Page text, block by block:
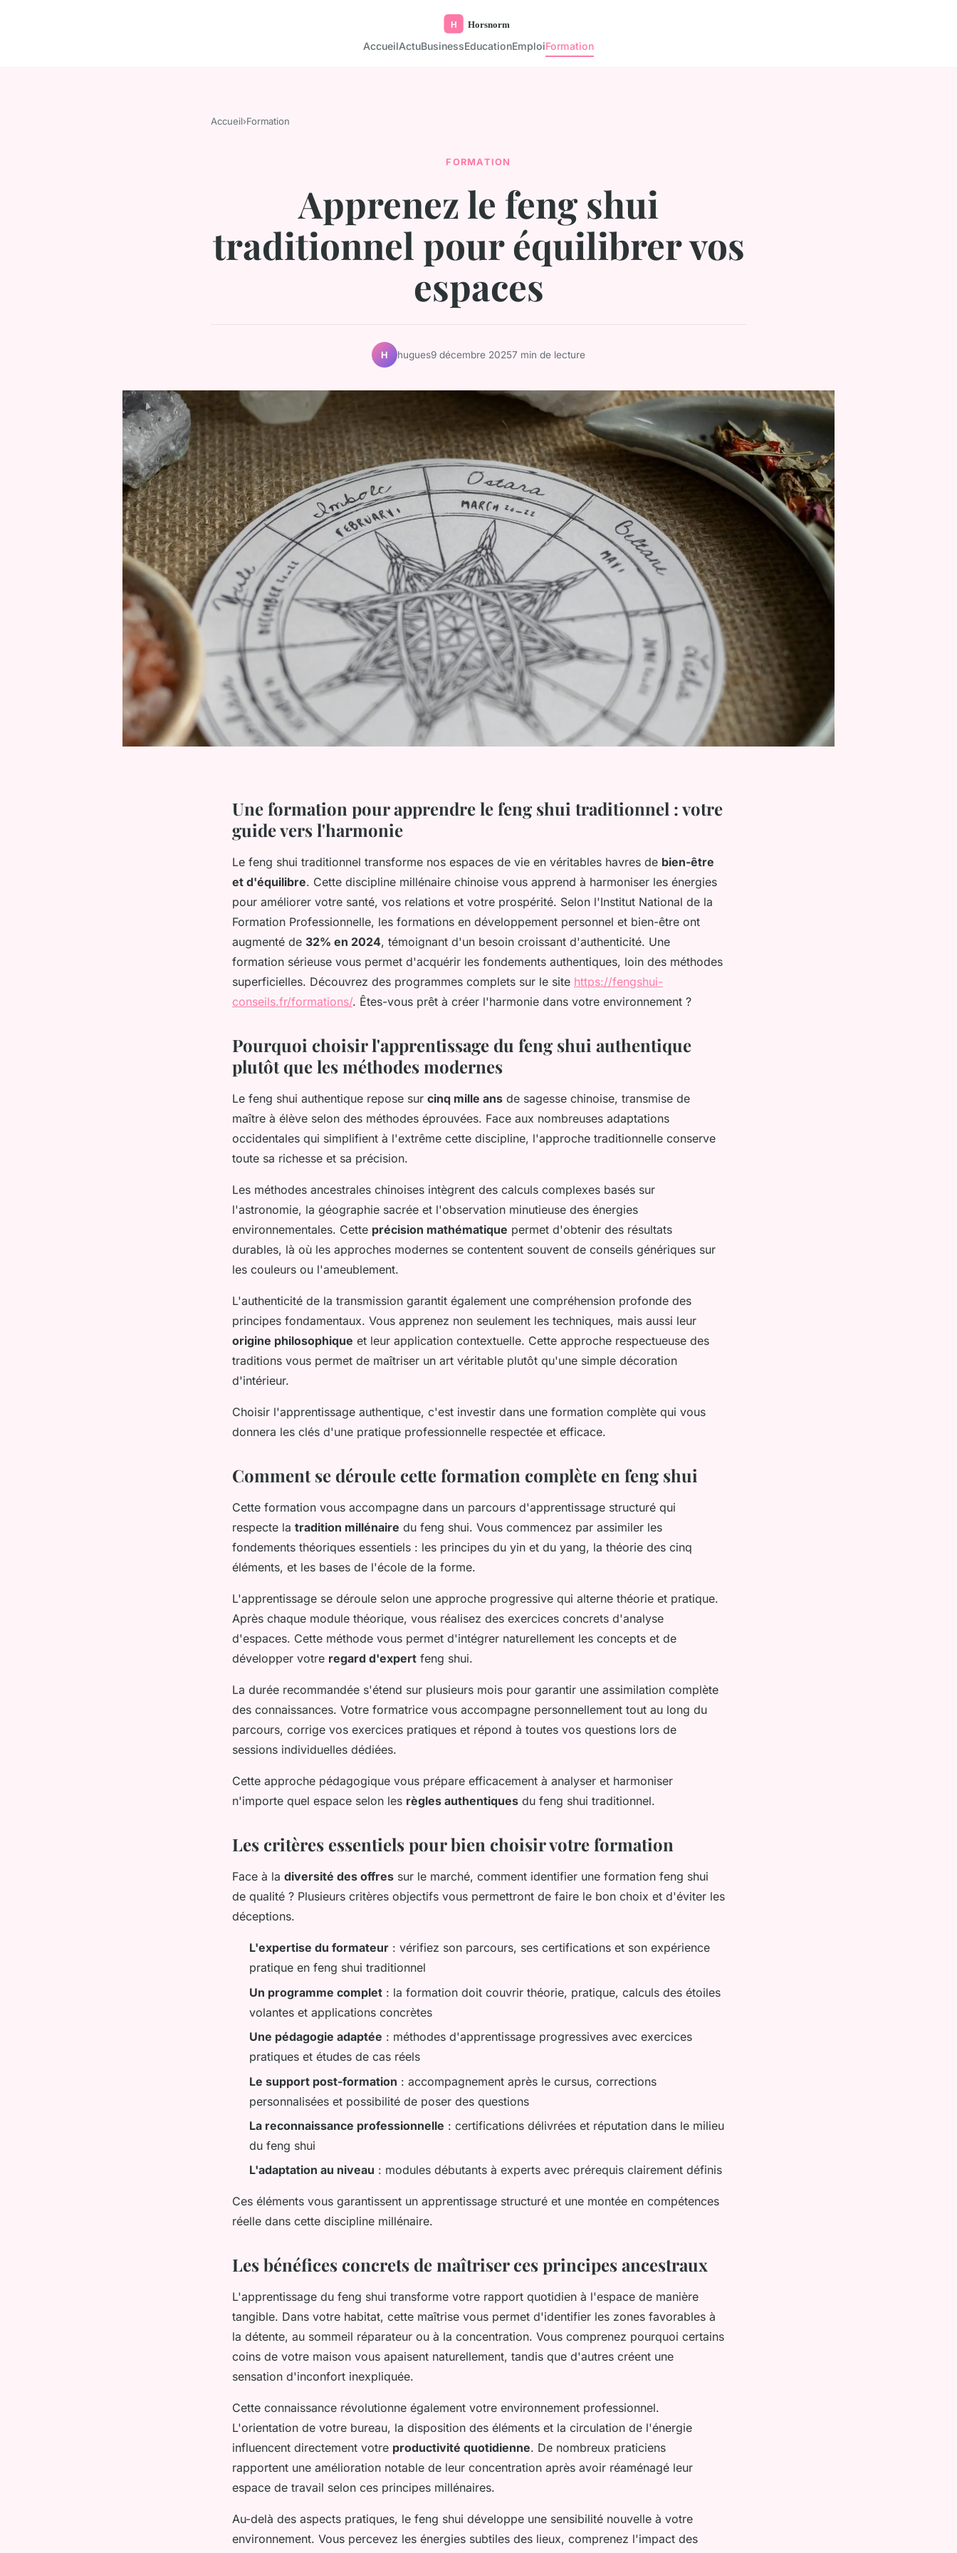
AccueilActuBusinessEducationEmploiFormation
Accueil›Formation
FORMATION
Apprenez le feng shui
traditionnel pour équilibrer vos
espaces
H hugues9 décembre 20257 min de lecture
Une formation pour apprendre le feng shui traditionnel : votre
guide vers l'harmonie
Le feng shui traditionnel transforme nos espaces de vie en véritables havres de bien-être
et d'équilibre. Cette discipline millénaire chinoise vous apprend à harmoniser les énergies
pour améliorer votre santé, vos relations et votre prospérité. Selon l'Institut National de la
Formation Professionnelle, les formations en développement personnel et bien-être ont
augmenté de 32% en 2024, témoignant d'un besoin croissant d'authenticité. Une
formation sérieuse vous permet d'acquérir les fondements authentiques, loin des méthodes
superficielles. Découvrez des programmes complets sur le site https://fengshui-
conseils.fr/formations/. Êtes-vous prêt à créer l'harmonie dans votre environnement ?
Pourquoi choisir l'apprentissage du feng shui authentique
plutôt que les méthodes modernes
Le feng shui authentique repose sur cinq mille ans de sagesse chinoise, transmise de
maître à élève selon des méthodes éprouvées. Face aux nombreuses adaptations
occidentales qui simplifient à l'extrême cette discipline, l'approche traditionnelle conserve
toute sa richesse et sa précision.
Les méthodes ancestrales chinoises intègrent des calculs complexes basés sur
l'astronomie, la géographie sacrée et l'observation minutieuse des énergies
environnementales. Cette précision mathématique permet d'obtenir des résultats
durables, là où les approches modernes se contentent souvent de conseils génériques sur
les couleurs ou l'ameublement.
L'authenticité de la transmission garantit également une compréhension profonde des
principes fondamentaux. Vous apprenez non seulement les techniques, mais aussi leur
origine philosophique et leur application contextuelle. Cette approche respectueuse des
traditions vous permet de maîtriser un art véritable plutôt qu'une simple décoration
d'intérieur.
Choisir l'apprentissage authentique, c'est investir dans une formation complète qui vous
donnera les clés d'une pratique professionnelle respectée et efficace.
Comment se déroule cette formation complète en feng shui
Cette formation vous accompagne dans un parcours d'apprentissage structuré qui
respecte la tradition millénaire du feng shui. Vous commencez par assimiler les
fondements théoriques essentiels : les principes du yin et du yang, la théorie des cinq
éléments, et les bases de l'école de la forme.
L'apprentissage se déroule selon une approche progressive qui alterne théorie et pratique.
Après chaque module théorique, vous réalisez des exercices concrets d'analyse
d'espaces. Cette méthode vous permet d'intégrer naturellement les concepts et de
développer votre regard d'expert feng shui.
La durée recommandée s'étend sur plusieurs mois pour garantir une assimilation complète
des connaissances. Votre formatrice vous accompagne personnellement tout au long du
parcours, corrige vos exercices pratiques et répond à toutes vos questions lors de
sessions individuelles dédiées.
Cette approche pédagogique vous prépare efficacement à analyser et harmoniser
n'importe quel espace selon les règles authentiques du feng shui traditionnel.
Les critères essentiels pour bien choisir votre formation
Face à la diversité des offres sur le marché, comment identifier une formation feng shui
de qualité ? Plusieurs critères objectifs vous permettront de faire le bon choix et d'éviter les
déceptions.
L'expertise du formateur : vérifiez son parcours, ses certifications et son expérience
pratique en feng shui traditionnel
Un programme complet : la formation doit couvrir théorie, pratique, calculs des étoiles
volantes et applications concrètes
Une pédagogie adaptée : méthodes d'apprentissage progressives avec exercices
pratiques et études de cas réels
Le support post-formation : accompagnement après le cursus, corrections
personnalisées et possibilité de poser des questions
La reconnaissance professionnelle : certifications délivrées et réputation dans le milieu
du feng shui
L'adaptation au niveau : modules débutants à experts avec prérequis clairement définis
Ces éléments vous garantissent un apprentissage structuré et une montée en compétences
réelle dans cette discipline millénaire.
Les bénéfices concrets de maîtriser ces principes ancestraux
L'apprentissage du feng shui transforme votre rapport quotidien à l'espace de manière
tangible. Dans votre habitat, cette maîtrise vous permet d'identifier les zones favorables à
la détente, au sommeil réparateur ou à la concentration. Vous comprenez pourquoi certains
coins de votre maison vous apaisent naturellement, tandis que d'autres créent une
sensation d'inconfort inexpliquée.
Cette connaissance révolutionne également votre environnement professionnel.
L'orientation de votre bureau, la disposition des éléments et la circulation de l'énergie
influencent directement votre productivité quotidienne. De nombreux praticiens
rapportent une amélioration notable de leur concentration après avoir réaménagé leur
espace de travail selon ces principes millénaires.
Au-delà des aspects pratiques, le feng shui développe une sensibilité nouvelle à votre
environnement. Vous percevez les énergies subtiles des lieux, comprenez l'impact des